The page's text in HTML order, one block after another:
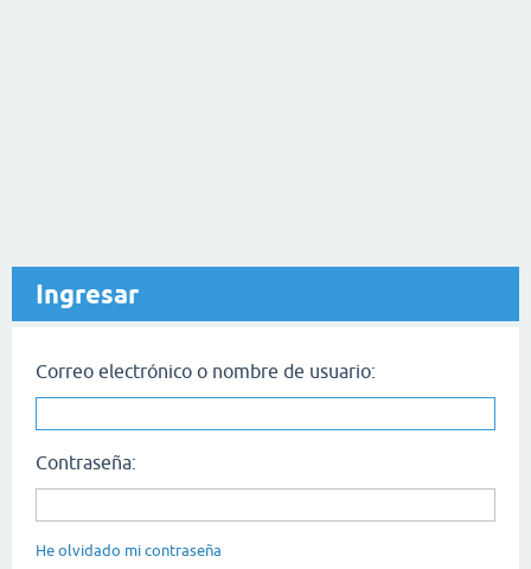
Ingresar
Correo electrónico o nombre de usuario:
Contraseña:
He olvidado mi contraseña